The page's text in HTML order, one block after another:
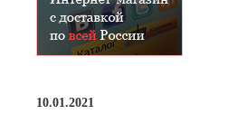
10.01.2021